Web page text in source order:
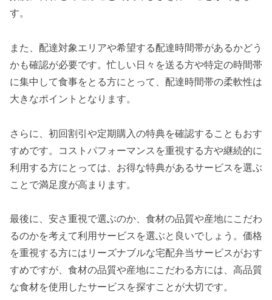
す。
また、配達対象エリアや希望する配達時間帯があるかどう
かも確認が必要です。忙しい日々を送る方や特定の時間帯
に集中して食事をとる方にとって、配達時間帯の柔軟性は
大きなポイントとなります。
さらに、初回割引や定期購入の特典を確認することもおす
すめです。コストパフォーマンスを重視する方や継続的に
利用する方にとっては、お得な特典があるサービスを選ぶ
ことで満足度が高まります。
最後に、安さ重視で選ぶのか、食材の品質や産地にこだわ
るのかを考えて利用サービスを選ぶと良いでしょう。価格
を重視する方にはリーズナブルな宅配弁当サービスがおす
すめですが、食材の品質や産地にこだわる方には、高品質
な食材を使用したサービスを探すことが大切です。